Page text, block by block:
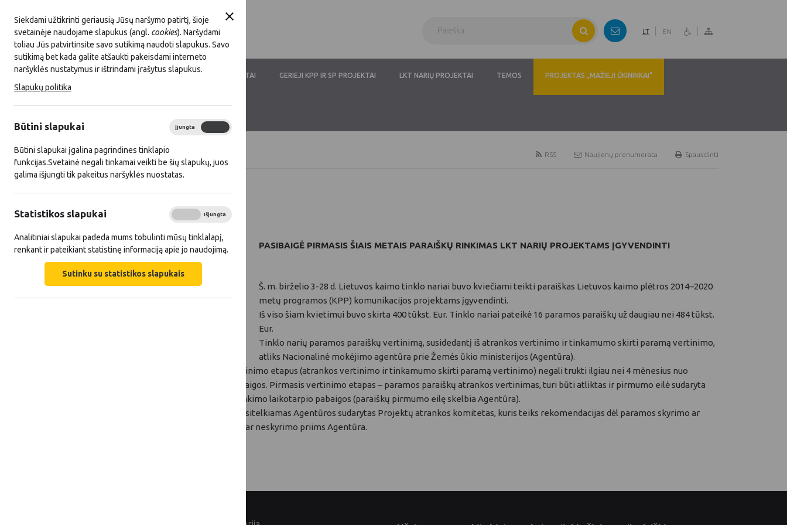
Siekdami užtikrinti geriausią Jūsų naršymo patirtį, šioje
svetainėje naudojame slapukus (angl. cookies). Naršydami
toliau Jūs patvirtinsite savo sutikimą naudoti slapukus. Savo
sutikimą bet kada galite atšaukti pakeisdami interneto
naršyklės nustatymus ir ištrindami įrašytus slapukus.
Slapukų politika
Būtini slapukai Įjungta
Būtini slapukai įgalina pagrindines tinklapio
funkcijas.Svetainė negali tinkamai veikti be šių slapukų, juos
galima išjungti tik pakeitus naršyklės nuostatas.
Statistikos slapukai Išjungta
Analitiniai slapukai padeda mums tobulinti mūsų tinklalapį,
renkant ir pateikiant statistinę informaciją apie jo naudojimą.
Sutinku su statistikos slapukais
LT EN
LKT VEIKLA LKT NARYSTĖ DOKUMENTAI GERIEJI KPP IR SP PROJEKTAI LKT NARIŲ PROJEKTAI TEMOS PROJEKTAS „MAŽIEJI ŪKININKAI“
Titulinis Naujienos Spausdinti
Naujienų prenumerata
RSS
Visos naujienos
2019 07 02
PASIBAIGĖ PIRMASIS ŠIAIS METAIS PARAIŠKŲ RINKIMAS LKT NARIŲ PROJEKTAMS ĮGYVENDINTI
Š. m. birželio 3-28 d. Lietuvos kaimo tinklo nariai buvo kviečiami teikti paraiškas Lietuvos kaimo plėtros 2014–2020
metų programos (KPP) komunikacijos projektams įgyvendinti.
Iš viso šiam kvietimui buvo skirta 400 tūkst. Eur. Tinklo nariai pateikė 16 paramos paraiškų už daugiau nei 484 tūkst.
Eur.
Tinklo narių paramos paraiškų vertinimą, susidedantį iš atrankos vertinimo ir tinkamumo skirti paramą vertinimo,
atliks Nacionalinė mokėjimo agentūra prie Žemės ūkio ministerijos (Agentūra).
Paramos paraiškų vertinimas pagal abu vertinimo etapus (atrankos vertinimo ir tinkamumo skirti paramą vertinimo) negali trukti ilgiau nei 4 mėnesius nuo
paramos paraiškų priėmimo laikotarpio pabaigos. Pirmasis vertinimo etapas – paramos paraiškų atrankos vertinimas, turi būti atliktas ir pirmumo eilė sudaryta
per 30 darbo dienų nuo paramos paraiškų rinkimo laikotarpio pabaigos (paraiškų pirmumo eilę skelbia Agentūra).
KPP komunikacijos projektų atrankai bus pasitelkiamas Agentūros sudarytas Projektų atrankos komitetas, kuris teiks rekomendacijas dėl paramos skyrimo ar
neskyrimo. Sprendimą dėl paramos skyrimo ar neskyrimo priims Agentūra.